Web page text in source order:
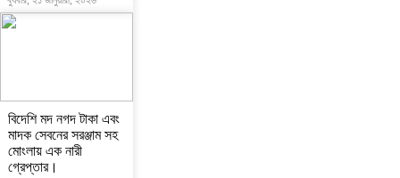
বিদেশি মদ নগদ টাকা এবং
মাদক সেবনের সরঞ্জাম সহ
মোংলায় এক নারী
গ্রেপ্তার।